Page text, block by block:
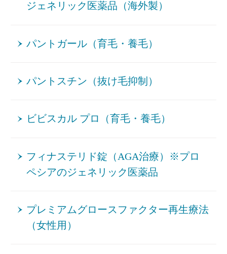
ジェネリック医薬品（海外製）
パントガール（育毛・養毛）
パントスチン（抜け毛抑制）
ビビスカル プロ（育毛・養毛）
フィナステリド錠（AGA治療）※プロ
ペシアのジェネリック医薬品
プレミアムグロースファクター再生療法
（女性用）